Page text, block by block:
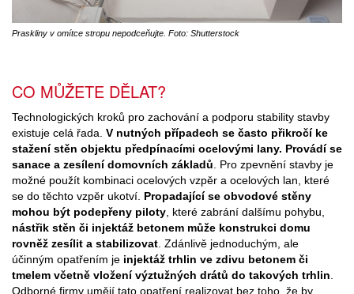
Praskliny v omítce stropu nepodceňujte. Foto: Shutterstock
CO MŮŽETE DĚLAT?
Technologických kroků pro zachování a podporu stability stavby
existuje celá řada. V nutných případech se často přikročí ke
stažení stěn objektu předpínacími ocelovými lany. Provádí se
sanace a zesílení domovních základů . Pro zpevnění stavby je
možné použít kombinaci ocelových vzpěr a ocelových lan, které
se do těchto vzpěr ukotví. Propadající se obvodové stěny
mohou být podepřeny piloty , které zabrání dalšímu pohybu,
nástřik stěn či injektáž betonem může konstrukci domu
rovněž zesílit a stabilizovat . Zdánlivě jednoduchým, ale
účinným opatřením je injektáž trhlin ve zdivu betonem či
tmelem včetně vložení výztužných drátů do takových trhlin
Odborné firmy umějí tato opatření realizovat bez toho, že by